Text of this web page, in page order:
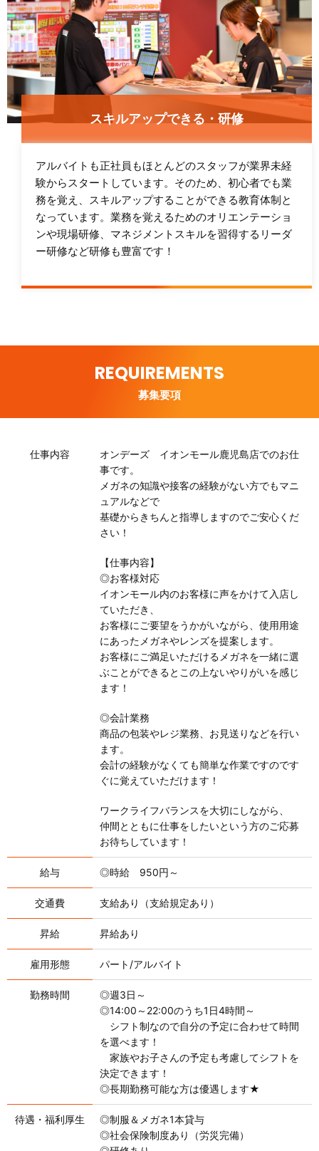
スキルアップできる・研修
アルバイトも正社員もほとんどのスタッフが業界未経
験からスタートしています。そのため、初心者でも業
務を覚え、スキルアップすることができる教育体制と
なっています。業務を覚えるためのオリエンテーショ
ンや現場研修、マネジメントスキルを習得するリーダ
ー研修など研修も豊富です！
REQUIREMENTS
募集要項
仕事内容
オンデーズ イオンモール鹿児島店でのお仕
事です。
メガネの知識や接客の経験がない方でもマニ
ュアルなどで
基礎からきちんと指導しますのでご安心くだ
さい！
【仕事内容】
◎お客様対応
イオンモール内のお客様に声をかけて入店し
ていただき、
お客様にご要望をうかがいながら、使用用途
にあったメガネやレンズを提案します。
お客様にご満足いただけるメガネを一緒に選
ぶことができるとこの上ないやりがいを感じ
ます！
◎会計業務
商品の包装やレジ業務、お見送りなどを行い
ます。
会計の経験がなくても簡単な作業ですのです
ぐに覚えていただけます！
ワークライフバランスを大切にしながら、
仲間とともに仕事をしたいという方のご応募
お待ちしています！
給与 ◎時給 950円～
交通費 支給あり（支給規定あり）
昇給 昇給あり
雇用形態 パート/アルバイト
勤務時間
◎週3日～
◎14:00～22:00のうち1日4時間～
シフト制なので自分の予定に合わせて時間
を選べます！
家族やお子さんの予定も考慮してシフトを
決定できます！
◎長期勤務可能な方は優遇します★
待遇・福利厚生
◎制服＆メガネ1本貸与
◎社会保険制度あり（労災完備）